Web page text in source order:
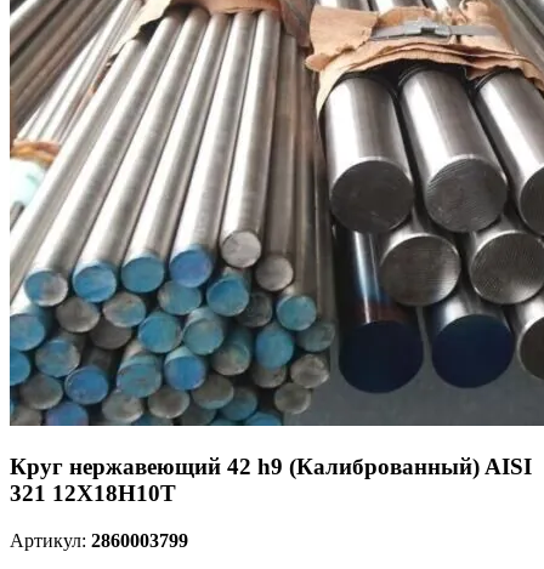
Круг нержавеющий 42 h9 (Калиброванный) AISI
321 12Х18Н10Т
Артикул: 2860003799